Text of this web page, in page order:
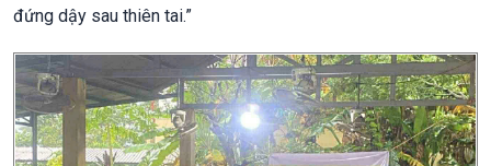
đứng dậy sau thiên tai.”